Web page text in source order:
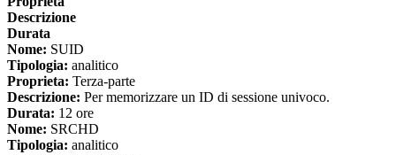
Descrizione
Durata
Nome: SUID
Tipologia: analitico
Proprieta: Terza-parte
Descrizione: Per memorizzare un ID di sessione univoco.
Durata: 12 ore
Nome: SRCHD
Tipologia: analitico